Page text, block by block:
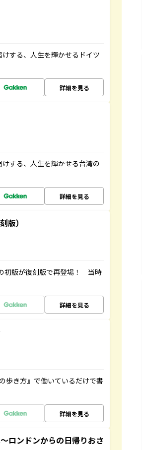
する、人生を輝かせるドイツ
詳細を見る
する、人生を輝かせる台湾の
詳細を見る
版）
初版が復刻版で再登場！ 当時
詳細を見る
歩き方』で働いているだけで書
詳細を見る
ロンドンからの日帰りおさ